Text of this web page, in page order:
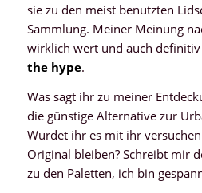
sie zu den meist benutzten
Sammlung. Meiner Meinung
wirklich wert und auch definitiv
the hype.
Was sagt ihr zu meiner
die günstige Alternative zur
Würdet ihr es mit ihr
Original bleiben? Schreibt mir
zu den Paletten, ich bin